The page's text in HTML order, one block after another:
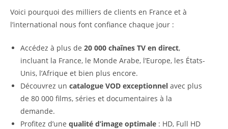
Voici pourquoi des milliers de clients en France et à
l’international nous font confiance chaque jour :
Accédez à plus de 20 000 chaînes TV en direct,
incluant la France, le Monde Arabe, l’Europe, les États-
Unis, l’Afrique et bien plus encore.
Découvrez un catalogue VOD exceptionnel avec plus
de 80 000 films, séries et documentaires à la
demande.
Profitez d’une qualité d’image optimale : HD, Full HD